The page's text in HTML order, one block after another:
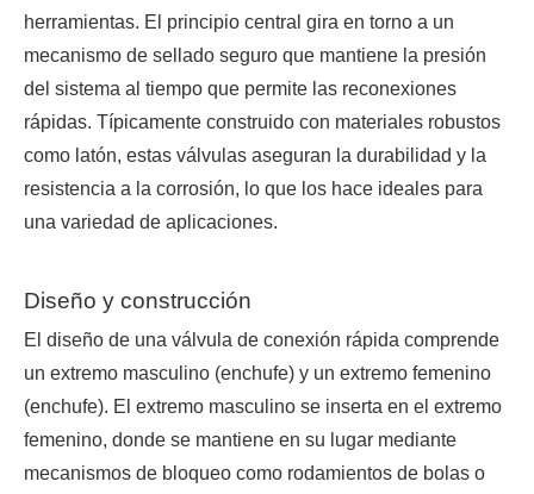
herramientas. El principio central gira en torno a un
mecanismo de sellado seguro que mantiene la presión
del sistema al tiempo que permite las reconexiones
rápidas. Típicamente construido con materiales robustos
como latón, estas válvulas aseguran la durabilidad y la
resistencia a la corrosión, lo que los hace ideales para
una variedad de aplicaciones.
Diseño y construcción
El diseño de una válvula de conexión rápida comprende
un extremo masculino (enchufe) y un extremo femenino
(enchufe). El extremo masculino se inserta en el extremo
femenino, donde se mantiene en su lugar mediante
mecanismos de bloqueo como rodamientos de bolas o